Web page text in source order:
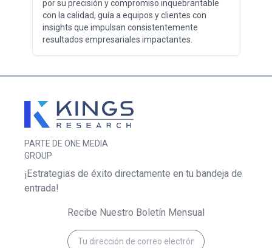
por su precisión y compromiso inquebrantable
con la calidad, guía a equipos y clientes con
insights que impulsan consistentemente
resultados empresariales impactantes.
PARTE DE ONE MEDIA
GROUP
¡Estrategias de éxito directamente en tu bandeja de
entrada!
Recibe Nuestro Boletín Mensual